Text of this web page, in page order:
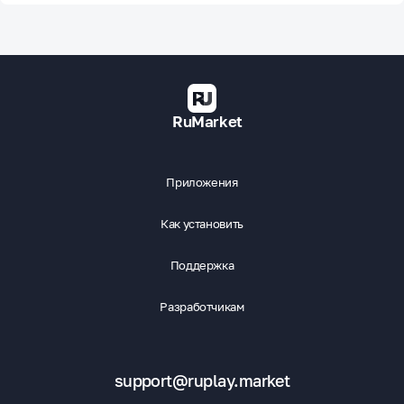
RuMarket
Приложения
Как установить
Поддержка
Разработчикам
support@ruplay.market